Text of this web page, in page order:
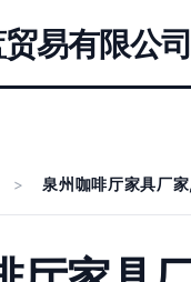
易有限公司
> 泉州咖啡厅家具厂